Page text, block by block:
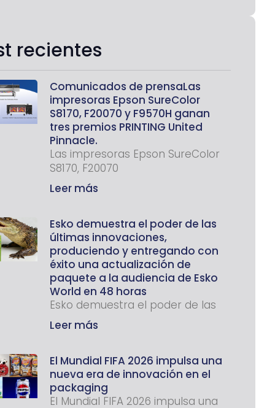
recientes
Comunicados de prensaLas
impresoras Epson SureColor
S8170, F20070 y F9570H ganan
tres premios PRINTING United
Pinnacle.
Las impresoras Epson SureColor
S8170, F20070
Leer más
Esko demuestra el poder de las
últimas innovaciones,
produciendo y entregando con
éxito una actualización de
paquete a la audiencia de Esko
World en 48 horas
Esko demuestra el poder de las
Leer más
El Mundial FIFA 2026 impulsa una
nueva era de innovación en el
packaging
El Mundial FIFA 2026 impulsa una